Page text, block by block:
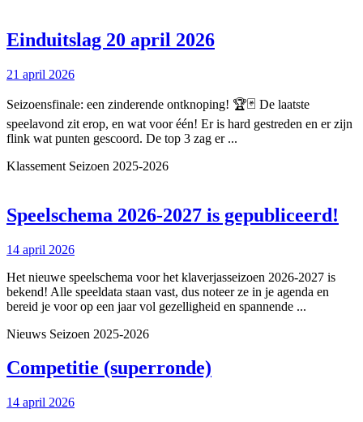
Einduitslag 20 april 2026Einduitslag
2026
21 april 202621
2026
Seizoensfinale: een zinderende ontknoping! 🏆🃏 De laatste
speelavond zit erop, en wat voor één! Er is hard gestreden en er zijn
flink wat punten gescoord. De top 3 zag er ...
Klassement Seizoen 2025-2026
Speelschema 2026-2027 is gepubliceerd!
14 april 202614
2026
Het nieuwe speelschema voor het klaverjasseizoen 2026-2027 is
bekend! Alle speeldata staan vast, dus noteer ze in je agenda en
bereid je voor op een jaar vol gezelligheid en spannende ...
Nieuws Seizoen 2025-2026
Competitie (superronde)
14 april 202614